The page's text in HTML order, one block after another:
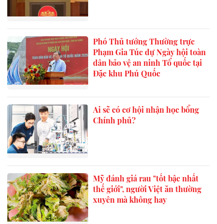
Phó Thủ tướng Thường trực
Phạm Gia Túc dự Ngày hội toàn
dân bảo vệ an ninh Tổ quốc tại
Đặc khu Phú Quốc
Ai sẽ có cơ hội nhận học bổng
Chính phủ?
Mỹ đánh giá rau "tốt bậc nhất
thế giới", người Việt ăn thường
xuyên mà không hay